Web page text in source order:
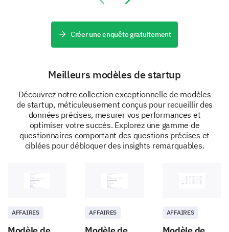
Please provide us with any additional
comments or suggestions you have about our
product's features.
our ongoing development. We're interested to hear
Créer une enquête gratuitement
Meilleurs modèles de startup
Découvrez notre collection exceptionnelle de modèles
de startup, méticuleusement conçus pour recueillir des
données précises, mesurer vos performances et
optimiser votre succès. Explorez une gamme de
questionnaires comportant des questions précises et
ciblées pour débloquer des insights remarquables.
AFFAIRES AFFAIRES AFFAIRES